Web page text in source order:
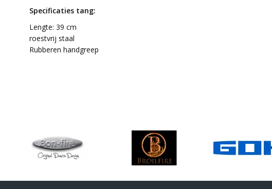
Specificaties tang:
Lengte: 39 cm
roestvrij staal
Rubberen handgreep